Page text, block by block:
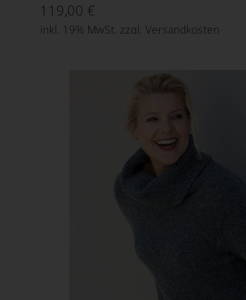
119,00 €
inkl. 19% MwSt. zzgl. Versandkosten